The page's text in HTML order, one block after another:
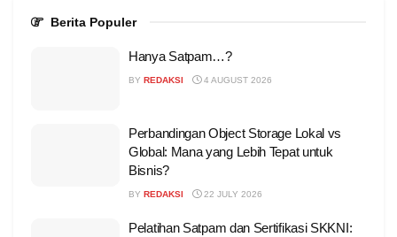
Berita Populer
Hanya Satpam…?
BY REDAKSI 4 AUGUST 2026
Perbandingan Object Storage Lokal vs
Global: Mana yang Lebih Tepat untuk
Bisnis?
BY REDAKSI 22 JULY 2026
Pelatihan Satpam dan Sertifikasi SKKNI: